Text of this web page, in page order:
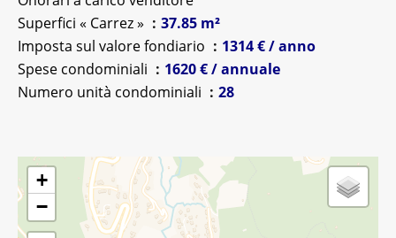
Superfici « Carrez »
37.85 m²
Imposta sul valore fondiario
1314 € / anno
Spese condominiali
1620 € / annuale
Numero unità condominiali
28
+
−